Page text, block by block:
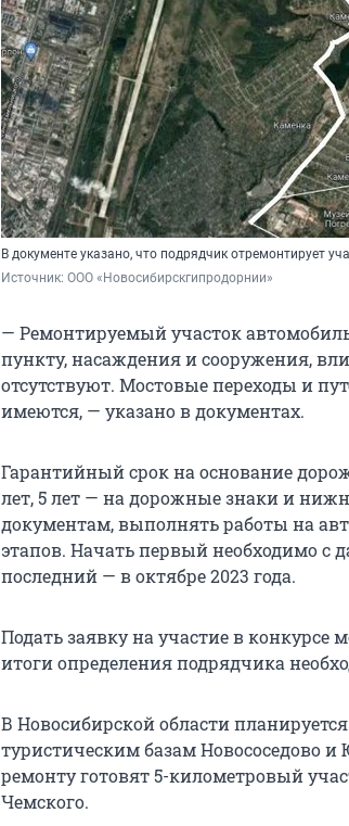
В документе указано, что подрядчик отремонтирует
Источник: ООО «Новосибирскгипродорнии»
— Ремонтируемый участок
пункту, насаждения и сооружения,
отсутствуют. Мостовые переходы и
имеются, — указано в документах.
Гарантийный срок на основание
лет, 5 лет — на дорожные знаки и
документам, выполнять работы на
этапов. Начать первый необходимо с
последний — в октябре 2023 года.
Подать заявку на участие в конкурсе
итоги определения подрядчика
В Новосибирской области планируется
туристическим базам Новососедово
ремонту готовят 5-километровый
Чемского.